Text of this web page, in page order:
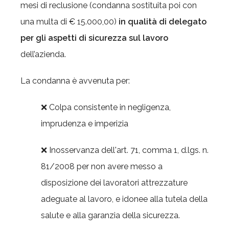
mesi di reclusione (condanna sostituita poi con
una multa di € 15.000,00) in qualità di delegato
per gli aspetti di sicurezza sul lavoro
dell’azienda.
La condanna è avvenuta per:
❌ Colpa consistente in negligenza,
imprudenza e imperizia
❌ Inosservanza dell'art. 71, comma 1, d.lgs. n.
81/2008 per non avere messo a
disposizione dei lavoratori attrezzature
adeguate al lavoro, e idonee alla tutela della
salute e alla garanzia della sicurezza.